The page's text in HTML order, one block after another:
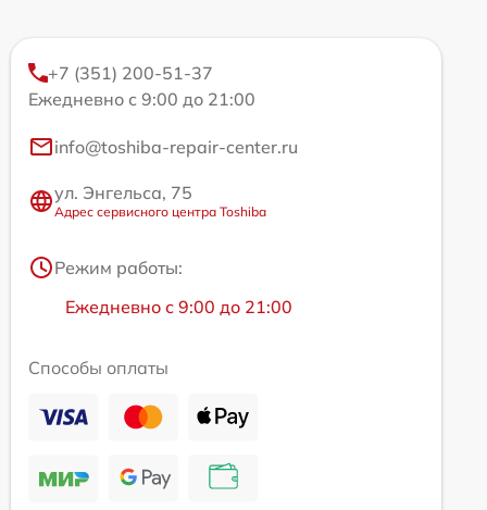
+7 (351) 200-51-37
Ежедневно с 9:00 до 21:00
info@toshiba-repair-center.ru
ул. Энгельса, 75
Адрес сервисного центра Toshiba
Режим работы:
Ежедневно с 9:00 до 21:00
Способы оплаты